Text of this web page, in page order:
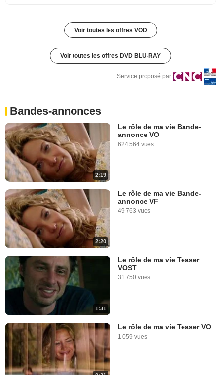
Voir toutes les offres VOD
Voir toutes les offres DVD BLU-RAY
Service proposé par
Bandes-annonces
2:19
Le rôle de ma vie Bande-
annonce VO
624 564 vues
2:20
Le rôle de ma vie Bande-
annonce VF
49 763 vues
1:31
Le rôle de ma vie Teaser
VOST
31 750 vues
Le rôle de ma vie Teaser VO
1 059 vues